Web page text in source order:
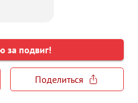
за подвиг!
Поделиться